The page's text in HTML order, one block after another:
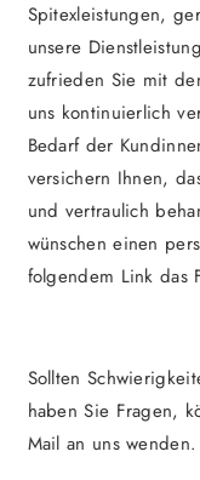
Spitexleistungen,
unsere
zufrieden Sie mit
uns kontinuierlich
Bedarf der
versichern Ihnen,
und vertraulich
wünschen einen
folgendem Link das
Sollten
haben Sie Fragen,
Mail an uns wenden.